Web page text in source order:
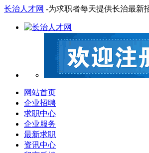
长治人才网 -为求职者每天提供长治最新
网站首页
企业招聘
求职中心
企业服务
最新求职
资讯中心